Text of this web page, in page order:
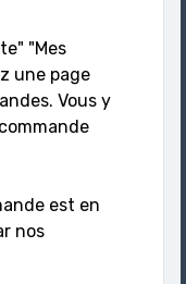
"Mes
une page
Vous y
est en
nos